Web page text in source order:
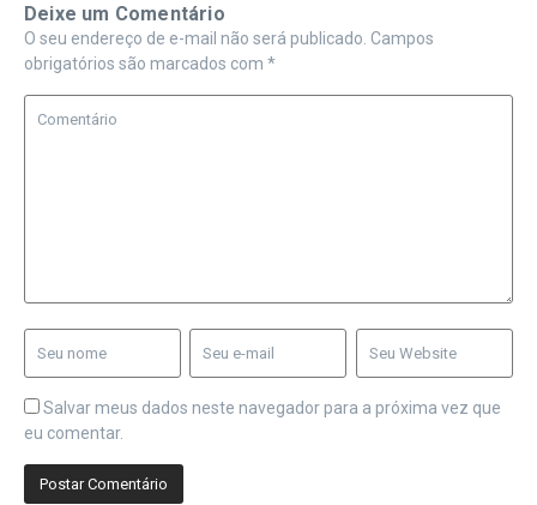
Deixe um Comentário
O seu endereço de e-mail não será publicado. Campos
obrigatórios são marcados com *
Salvar meus dados neste navegador para a próxima vez que
eu comentar.